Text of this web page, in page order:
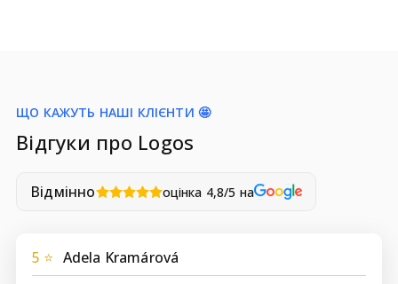
ЩО КАЖУТЬ НАШІ КЛІЄНТИ 🤩
Відгуки про Logos
Відмінно оцінка 4,8/5 на
5 ⭐ Adela Kramárová